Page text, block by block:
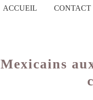
ACCUEIL CONTACT
Mexicains